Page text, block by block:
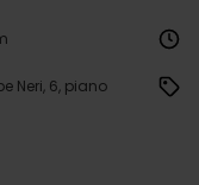
Neri, 6, piano